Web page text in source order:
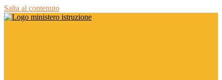
Salta al contenuto